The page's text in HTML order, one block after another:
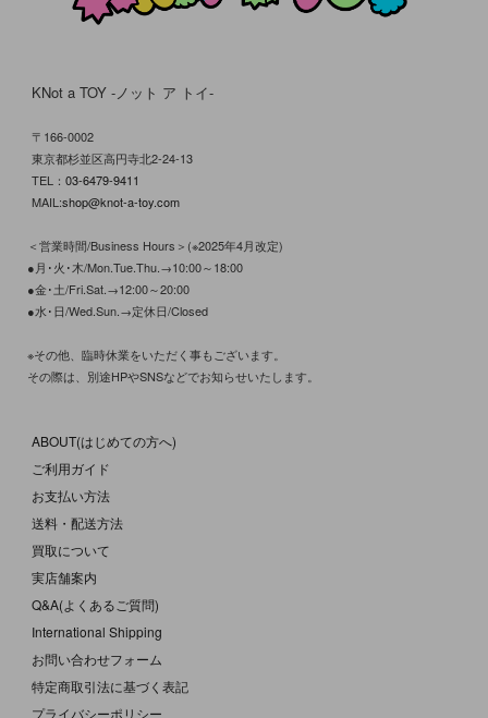
KNot a TOY -ノット ア トイ-
〒166-0002
東京都杉並区高円寺北2-24-13
TEL： 03-6479-9411
MAIL:shop@knot-a-toy.com
＜営業時間/Business Hours＞(※2025年4月改定)
●月･火･木/Mon.Tue.Thu.→10:00～18:00
●金･土/Fri.Sat.→12:00～20:00
●水･日/Wed.Sun.→定休日/Closed
※その他、臨時休業をいただく事もございます。
その際は、別途HPやSNSなどでお知らせいたします。
ABOUT(はじめての方へ)
ご利用ガイド
お支払い方法
送料・配送方法
買取について
実店舗案内
Q&A(よくあるご質問)
International Shipping
お問い合わせフォーム
特定商取引法に基づく表記
プライバシーポリシー